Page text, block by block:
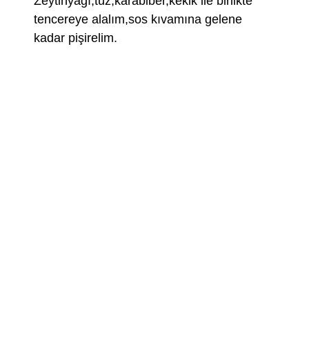
tencereye alalım,sos kıvamına gelene
kadar pişirelim.